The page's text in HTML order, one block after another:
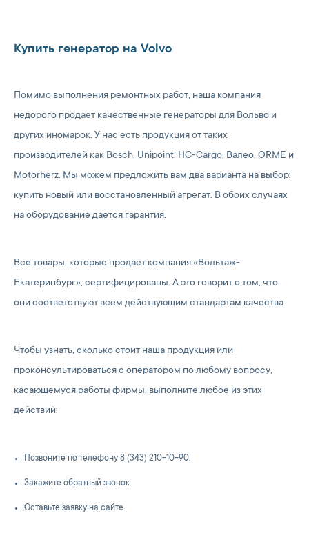
Купить генератор на Volvo
Помимо выполнения ремонтных работ, наша компания
недорого продает качественные генераторы для Вольво и
других иномарок. У нас есть продукция от таких
производителей как Bosch, Unipoint, HC-Cargo, Валео, ORME и
Motorherz. Мы можем предложить вам два варианта на выбор:
купить новый или восстановленный агрегат. В обоих случаях
на оборудование дается гарантия.
Все товары, которые продает компания «Вольтаж-
Екатеринбург», сертифицированы. А это говорит о том, что
они соответствуют всем действующим стандартам качества.
Чтобы узнать, сколько стоит наша продукция или
проконсультироваться с оператором по любому вопросу,
касающемуся работы фирмы, выполните любое из этих
действий:
Позвоните по телефону 8 (343) 210-10-90.
Закажите обратный звонок.
Оставьте заявку на сайте.